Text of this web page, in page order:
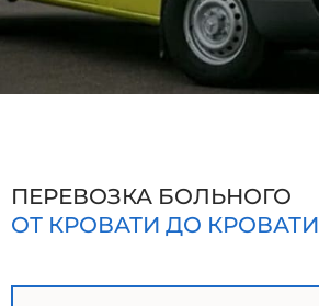
ПЕРЕВОЗКА БОЛЬНОГО
ОТ КРОВАТИ ДО КРОВАТИ